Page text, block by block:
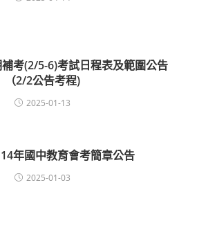
考(2/5-6)考試日程表及範圍公告
（2/2公告考程)
2025-01-13
年國中教育會考簡章公告
2025-01-03